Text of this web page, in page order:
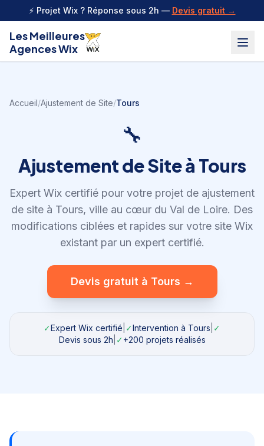
Aller au contenu
⚡ Projet Wix ? Réponse sous 2h — Devis gratuit →
Les Meilleures
Agences Wix
Accueil/Ajustement de Site/Tours
🔧
Ajustement de Siteà Tours
Expert Wix certifié pour votre projet de ajustement
de site à Tours, ville au cœur du Val de Loire. Des
modifications ciblées et rapides sur votre site Wix
existant par un expert certifié.
Devis gratuit à Tours →
✓Expert Wix certifié ✓Intervention à Tours ✓
Devis sous 2h ✓+200 projets réalisés